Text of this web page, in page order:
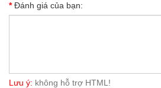
Đánh giá của bạn:
Lưu ý: không hỗ trợ HTML!